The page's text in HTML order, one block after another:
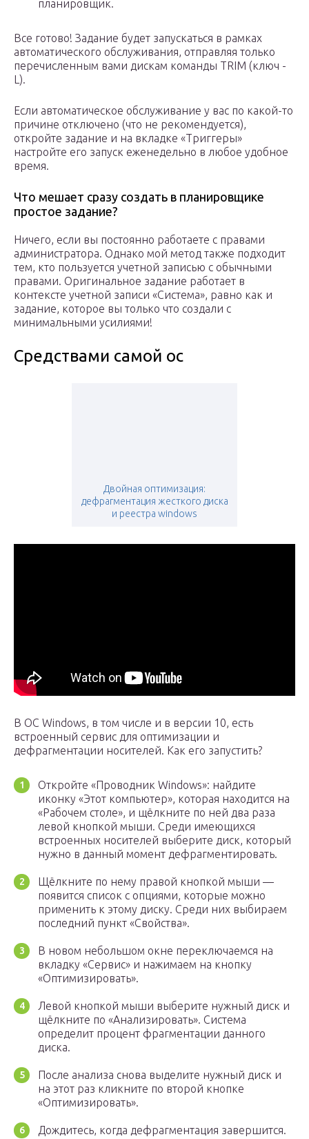
планировщик.
Все готово! Задание будет запускаться в рамках
автоматического обслуживания, отправляя только
перечисленным вами дискам команды TRIM (ключ -
L).
Если автоматическое обслуживание у вас по какой-то
причине отключено (что не рекомендуется),
откройте задание и на вкладке «Триггеры»
настройте его запуск еженедельно в любое удобное
время.
Что мешает сразу создать в планировщике
простое задание?
Ничего, если вы постоянно работаете с правами
администратора. Однако мой метод также подходит
тем, кто пользуется учетной записью с обычными
правами. Оригинальное задание работает в
контексте учетной записи «Система», равно как и
задание, которое вы только что создали с
минимальными усилиями!
Средствами самой ос
Двойная оптимизация:
дефрагментация жесткого диска
и реестра windows
В ОС Windows, в том числе и в версии 10, есть
встроенный сервис для оптимизации и
дефрагментации носителей. Как его запустить?
Откройте «Проводник Windows»: найдите
иконку «Этот компьютер», которая находится на
«Рабочем столе», и щёлкните по ней два раза
левой кнопкой мыши. Среди имеющихся
встроенных носителей выберите диск, который
нужно в данный момент дефрагментировать.
Щёлкните по нему правой кнопкой мыши —
появится список с опциями, которые можно
применить к этому диску. Среди них выбираем
последний пункт «Свойства».
В новом небольшом окне переключаемся на
вкладку «Сервис» и нажимаем на кнопку
«Оптимизировать».
Левой кнопкой мыши выберите нужный диск и
щёлкните по «Анализировать». Система
определит процент фрагментации данного
диска.
После анализа снова выделите нужный диск и
на этот раз кликните по второй кнопке
«Оптимизировать».
Дождитесь, когда дефрагментация завершится.